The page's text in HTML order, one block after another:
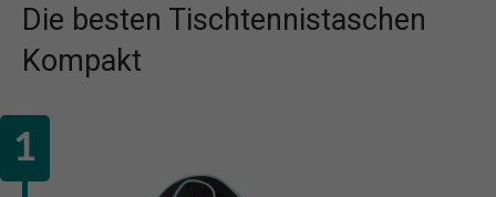
Die besten Tischtennistaschen
Kompakt